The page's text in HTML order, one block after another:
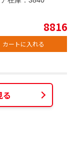
8816
カートに入れる
る